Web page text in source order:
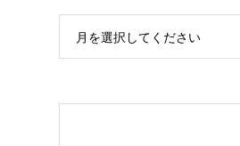
月を選択してください